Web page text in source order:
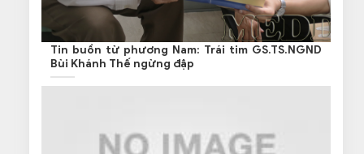
Tin buồn từ phương Nam: Trái tim GS.TS.NGND
Bùi Khánh Thế ngừng đập